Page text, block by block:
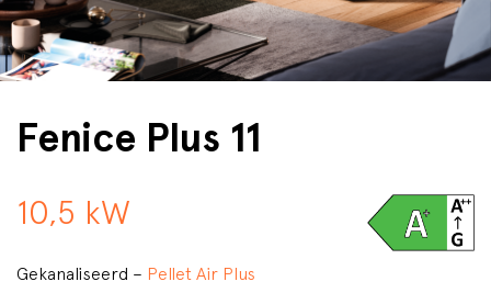
Fenice Plus 11
10,5 kW
Gekanaliseerd – Pellet Air Plus